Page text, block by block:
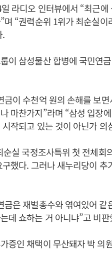
라디오 인터뷰에서 “최근
며 “권력순위 1위가 최순실
.
이 삼성물산 합병에 국민연
금이 수천억 원의 손해를 보
마찬가지”라며 “삼성 입장
작되고 있는 것이 아닌가 의
실 국정조사특위 첫 전체
했다. 그러나 새누리당이
금은 재벌총수와 엮여있어
데 쇼하는 거 아니냐”고 비판
증인 채택이 무산돼자 박 의